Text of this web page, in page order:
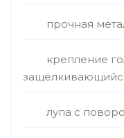
прочная
крепление
лупа с